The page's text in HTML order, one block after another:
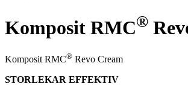
Komposit RMC®
Komposit RMC® Revo Cream
STORLEKAR EFFEKTIV